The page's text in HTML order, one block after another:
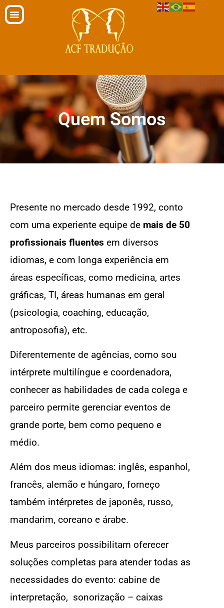
Quem Somos
Presente no mercado desde 1992, conto
com uma experiente equipe de mais de 50
profissionais fluentes em diversos
idiomas, e com longa experiência em
áreas específicas, como medicina, artes
gráficas, TI, áreas humanas em geral
(psicologia, coaching, educação,
antroposofia), etc.
Diferentemente de agências, como sou
intérprete multilíngue e coordenadora,
conhecer as habilidades de cada colega e
parceiro permite gerenciar eventos de
grande porte, bem como pequeno e
médio.
Além dos meus idiomas: inglês, espanhol,
francês, alemão e húngaro, forneço
também intérpretes de japonês, russo,
mandarim, coreano e árabe.
Meus parceiros possibilitam oferecer
soluções completas para atender todas as
necessidades do evento: cabine de
interpretação, sonorização – caixas